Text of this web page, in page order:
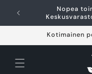
sisältöön
Nopea
Kotimainen